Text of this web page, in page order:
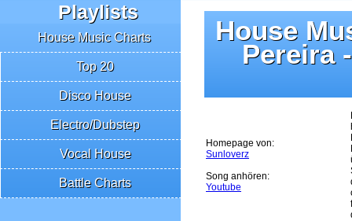
Playlists
House Music Charts
Top 20
Disco House
Electro/Dubstep
Vocal House
Battle Charts
House
Pereira
Homepage von:
Sunloverz
Song anhören:
Youtube